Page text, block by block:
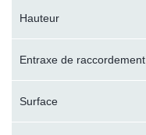
Hauteur
Entraxe de raccordement
Surface